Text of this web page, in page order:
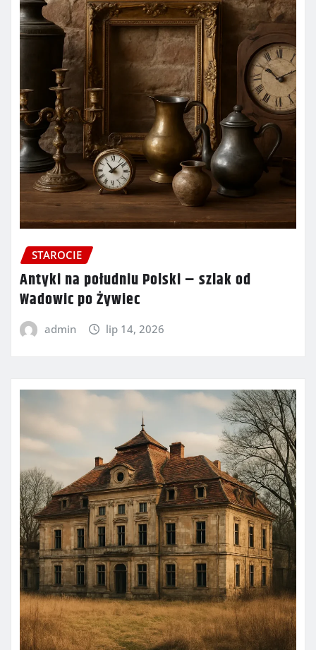
STAROCIE
Antyki na południu Polski – szlak od
Wadowic po Żywiec
admin lip 14, 2026